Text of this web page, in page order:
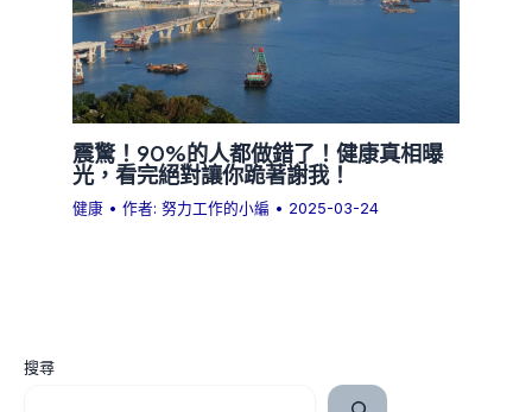
震驚！90%的人都做錯了！健康真相曝
光，看完絕對讓你跪著謝我！
健康 • 作者:努力工作的小編 • 2025-03-24
搜尋